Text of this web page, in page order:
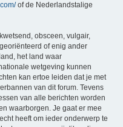
of de Nederlandstalige
obsceen, vulgair,
of enig ander
het land waar
wetgeving kunnen
kan ertoe leiden dat je met
van dit forum. Tevens
van alle berichten worden
waarborgen. Je gaat er mee
heeft om ieder onderwerp te